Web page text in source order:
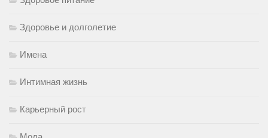
Здоровье и долголетие
Имена
Интимная жизнь
Карьерный рост